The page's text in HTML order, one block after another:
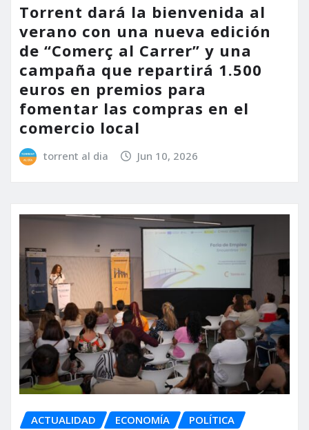
Torrent dará la bienvenida al
verano con una nueva edición
de “Comerç al Carrer” y una
campaña que repartirá 1.500
euros en premios para
fomentar las compras en el
comercio local
torrent al dia Jun 10, 2026
ACTUALIDAD ECONOMÍA POLÍTICA